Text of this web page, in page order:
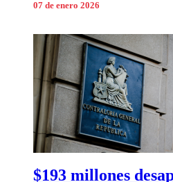
07 de enero 2026
$193 millones